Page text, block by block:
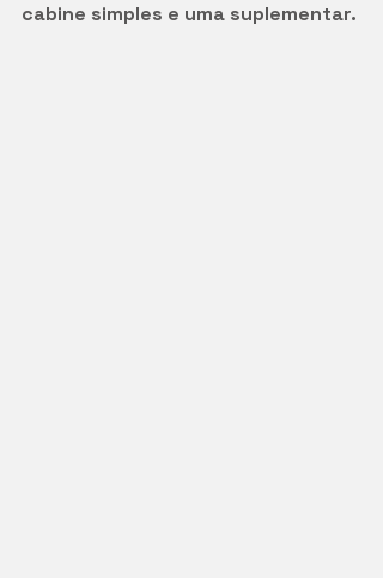
cabine simples e uma suplementar.